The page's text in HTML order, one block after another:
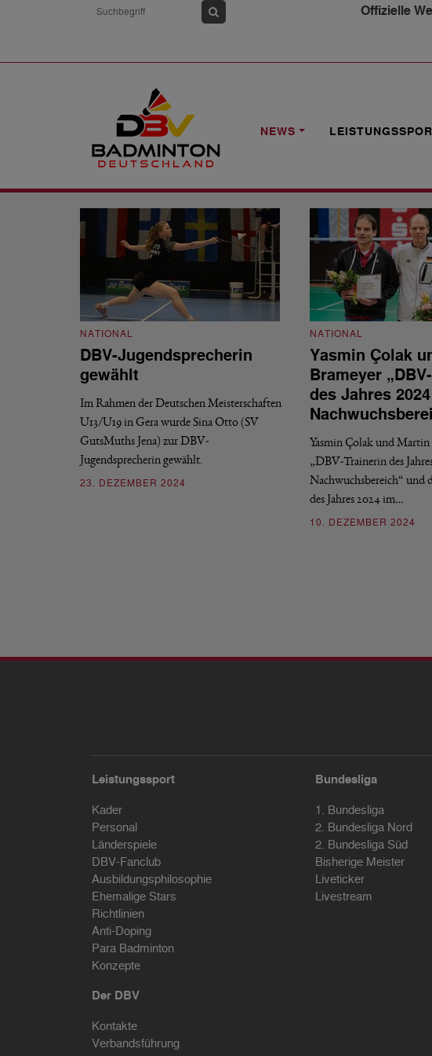
Offizielle
NEWS
NEWS
Jugend
NATIONAL
DBV-Jugendsprecherin
gewählt
Im Rahmen der Deutschen Meisterschaften
U13/U19 in Gera wurde Sina Otto (SV
GutsMuths Jena) zur DBV-
Jugendsprecherin gewählt.
23. DEZEMBER 2024
NATIONAL
Yasmin Çolak
Brameyer
des Jahres
Yasmin Çolak und Martin
„DBV-Trainerin des
Nachwuchsbereich“ und
des Jahres 2024 im…
10. DEZEMBER 2024
Leistungssport
Kader
Personal
Länderspiele
DBV-Fanclub
Ausbildungsphilosophie
Ehemalige Stars
Richtlinien
Anti-Doping
Para Badminton
Konzepte
Bundesliga
1. Bundesliga
2. Bundesliga Nord
2. Bundesliga Süd
Bisherige Meister
Liveticker
Livestream
Der DBV
Kontakte
Verbandsführung